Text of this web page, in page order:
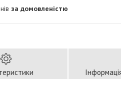
за домовленістю